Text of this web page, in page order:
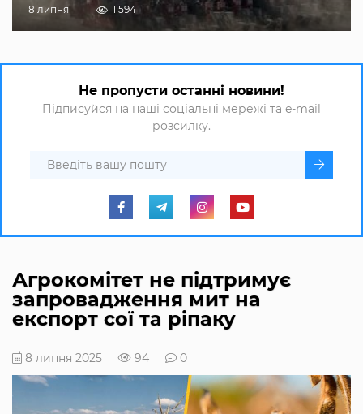
8 липня 1 594
Не пропусти останні новини!
Підписуйся на наші соціальні мережі та e-mail
розсилку.
Агрокомітет не підтримує
запровадження мит на
експорт сої та ріпаку
8 липня 2025 94 0